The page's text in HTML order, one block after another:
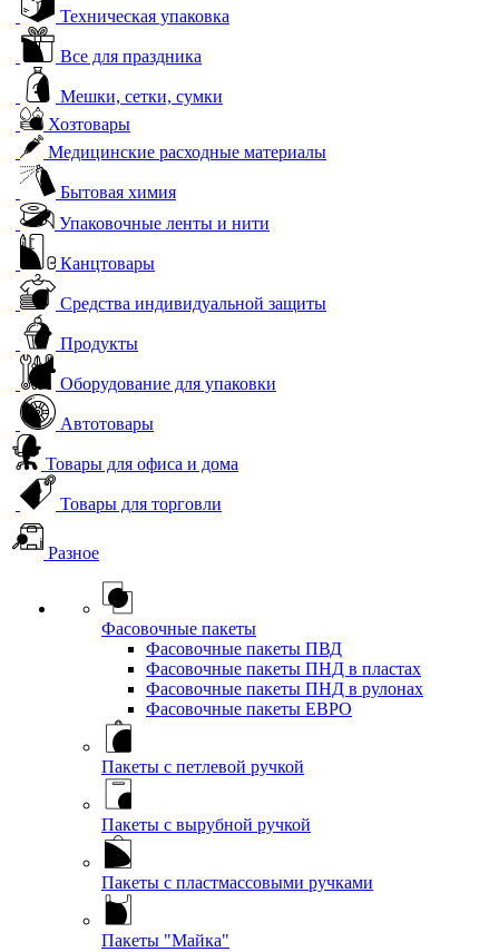
Техническая упаковка
Все для праздника
Мешки, сетки, сумки
Хозтовары
Медицинские расходные материалы
Бытовая химия
Упаковочные ленты и нити
Канцтовары
Средства индивидуальной защиты
Продукты
Оборудование для упаковки
Автотовары
Товары для офиса и дома
Товары для торговли
Разное
Фасовочные пакеты
Фасовочные пакеты ПВД
Фасовочные пакеты ПНД в пластах
Фасовочные пакеты ПНД в рулонах
Фасовочные пакеты ЕВРО
Пакеты с петлевой ручкой
Пакеты с вырубной ручкой
Пакеты с пластмассовыми ручками
Пакеты "Майка"